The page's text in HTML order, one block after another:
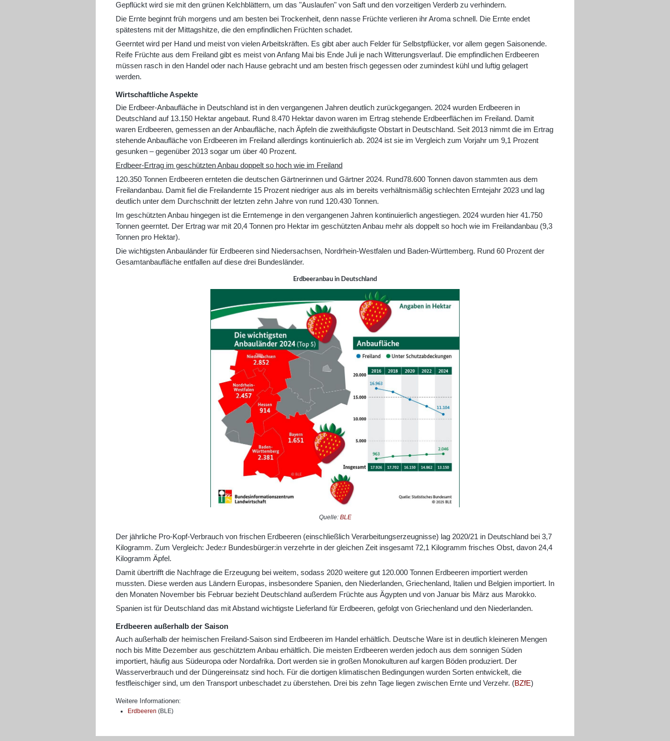
Gepflückt wird sie mit den grünen Kelchblättern, um das "Auslaufen" von Saft und den vorzeitigen Verderb zu verhindern.
Die Ernte beginnt früh morgens und am besten bei Trockenheit, denn nasse Früchte verlieren ihr Aroma schnell. Die Ernte endet
spätestens mit der Mittagshitze, die den empfindlichen Früchten schadet.
Geerntet wird per Hand und meist von vielen Arbeitskräften. Es gibt aber auch Felder für Selbstpflücker, vor allem gegen Saisonende.
Reife Früchte aus dem Freiland gibt es meist von Anfang Mai bis Ende Juli je nach Witterungsverlauf. Die empfindlichen Erdbeeren
müssen rasch in den Handel oder nach Hause gebracht und am besten frisch gegessen oder zumindest kühl und luftig gelagert
werden.
Wirtschaftliche Aspekte
Die Erdbeer-Anbaufläche in Deutschland ist in den vergangenen Jahren deutlich zurückgegangen. 2024 wurden Erdbeeren in
Deutschland auf 13.150 Hektar angebaut. Rund 8.470 Hektar davon waren im Ertrag stehende Erdbeerflächen im Freiland. Damit
waren Erdbeeren, gemessen an der Anbaufläche, nach Äpfeln die zweithäufigste Obstart in Deutschland. Seit 2013 nimmt die im Ertrag
stehende Anbaufläche von Erdbeeren im Freiland allerdings kontinuierlich ab. 2024 ist sie im Vergleich zum Vorjahr um 9,1 Prozent
gesunken – gegenüber 2013 sogar um über 40 Prozent.
Erdbeer-Ertrag im geschützten Anbau doppelt so hoch wie im Freiland
120.350 Tonnen Erdbeeren ernteten die deutschen Gärtnerinnen und Gärtner 2024. Rund78.600 Tonnen davon stammten aus dem
Freilandanbau. Damit fiel die Freilandernte 15 Prozent niedriger aus als im bereits verhältnismäßig schlechten Erntejahr 2023 und lag
deutlich unter dem Durchschnitt der letzten zehn Jahre von rund 120.430 Tonnen.
Im geschützten Anbau hingegen ist die Erntemenge in den vergangenen Jahren kontinuierlich angestiegen. 2024 wurden hier 41.750
Tonnen geerntet. Der Ertrag war mit 20,4 Tonnen pro Hektar im geschützten Anbau mehr als doppelt so hoch wie im Freilandanbau (9,3
Tonnen pro Hektar).
Die wichtigsten Anbauländer für Erdbeeren sind Niedersachsen, Nordrhein-Westfalen und Baden-Württemberg. Rund 60 Prozent der
Gesamtanbaufläche entfallen auf diese drei Bundesländer.
Erdbeeranbau in Deutschland
Quelle: BLE
Der jährliche Pro-Kopf-Verbrauch von frischen Erdbeeren (einschließlich Verarbeitungserzeugnisse) lag 2020/21 in Deutschland bei 3,7
Kilogramm. Zum Vergleich: Jede:r Bundesbürger:in verzehrte in der gleichen Zeit insgesamt 72,1 Kilogramm frisches Obst, davon 24,4
Kilogramm Äpfel.
Damit übertrifft die Nachfrage die Erzeugung bei weitem, sodass 2020 weitere gut 120.000 Tonnen Erdbeeren importiert werden
mussten. Diese werden aus Ländern Europas, insbesondere Spanien, den Niederlanden, Griechenland, Italien und Belgien importiert. In
den Monaten November bis Februar bezieht Deutschland außerdem Früchte aus Ägypten und von Januar bis März aus Marokko.
Spanien ist für Deutschland das mit Abstand wichtigste Lieferland für Erdbeeren, gefolgt von Griechenland und den Niederlanden.
Erdbeeren außerhalb der Saison
Auch außerhalb der heimischen Freiland-Saison sind Erdbeeren im Handel erhältlich. Deutsche Ware ist in deutlich kleineren Mengen
noch bis Mitte Dezember aus geschütztem Anbau erhältlich. Die meisten Erdbeeren werden jedoch aus dem sonnigen Süden
importiert, häufig aus Südeuropa oder Nordafrika. Dort werden sie in großen Monokulturen auf kargen Böden produziert. Der
Wasserverbrauch und der Düngereinsatz sind hoch. Für die dortigen klimatischen Bedingungen wurden Sorten entwickelt, die
festfleischiger sind, um den Transport unbeschadet zu überstehen. Drei bis zehn Tage liegen zwischen Ernte und Verzehr. (BZfE)
Weitere Informationen:
Erdbeeren (BLE)